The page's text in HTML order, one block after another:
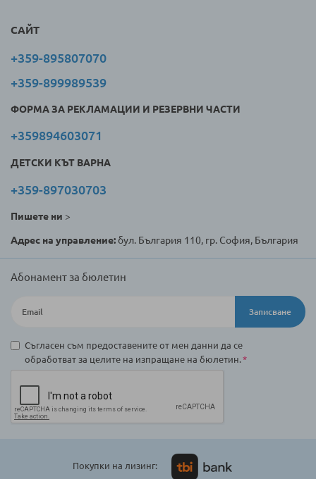
САЙТ
+359-895807070
+359-899989539
ФОРМА ЗА РЕКЛАМАЦИИ И РЕЗЕРВНИ ЧАСТИ
+359894603071
ДЕТСКИ КЪТ ВАРНА
+359-897030703
Пишете ни >
Адрес на управление:бул. България 110, гр. София, България
Абонамент за бюлетин
Записване
Съгласен съм предоставените от мен данни да се
обработват за целите на изпращане на бюлетин.
Покупки на лизинг: